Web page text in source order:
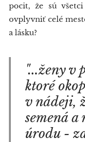
pocit, že sú
ovplyvniť celé
a lásku?
"...ženy v
ktoré
v nádeji,
semená
úrodu -